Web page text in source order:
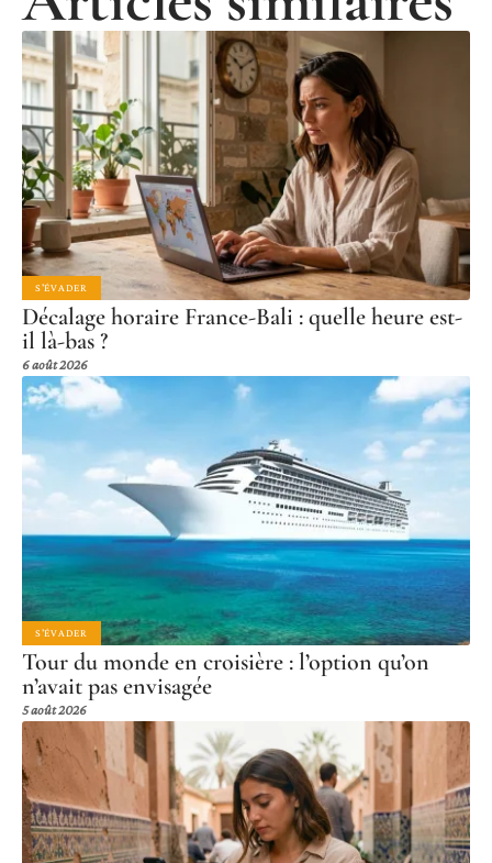
S'ÉVADER
Décalage horaire France-Bali : quelle heure est-
il là-bas ?
6 août 2026
S'ÉVADER
Tour du monde en croisière : l’option qu’on
n’avait pas envisagée
5 août 2026